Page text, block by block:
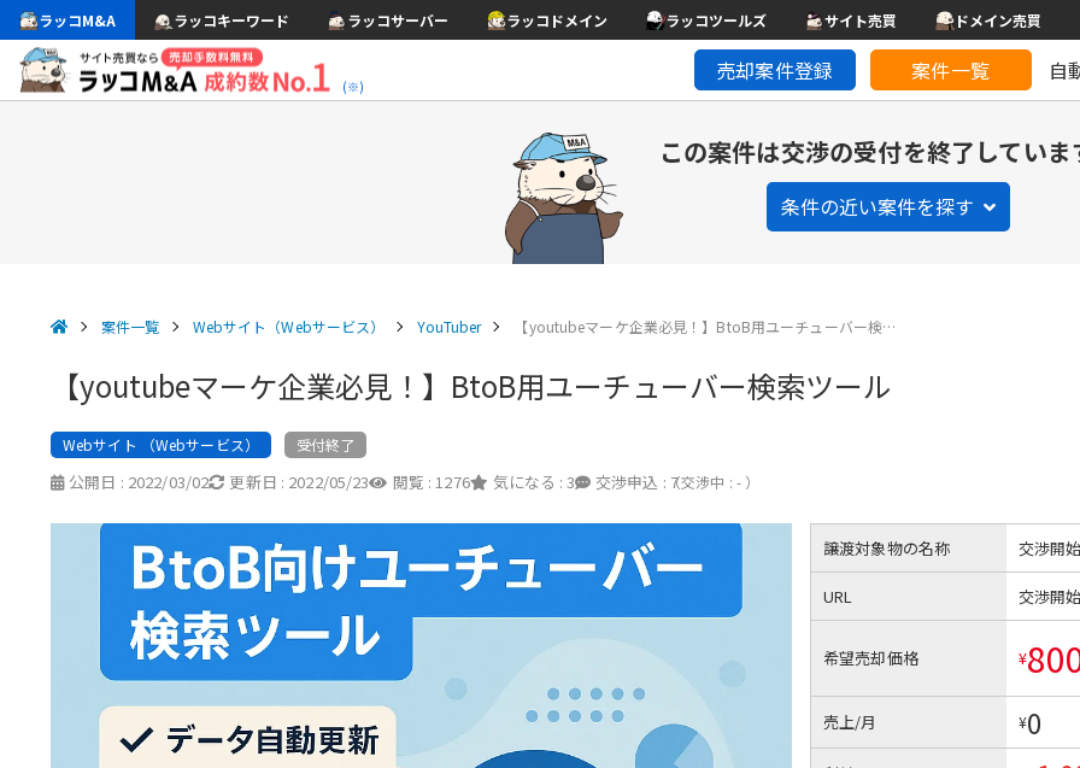
ラッコM&A ラッコキーワード ラッコサーバー ラッコドメイン ラッコツールズ サイト売買 ドメイン売買
(※)
売却案件登録 案件一覧 自
この案件は交渉の受付を終了していま
条件の近い案件を探す
案件一覧 Webサイト（Webサービス） YouTuber 【youtubeマーケ企業必見！】BtoB用ユーチューバー検…
【youtubeマーケ企業必見！】BtoB用ユーチューバー検索ツール
Webサイト （Webサービス） 受付終了
公開日 : 2022/03/02 更新日 : 2022/05/23 閲覧 : 1276 気になる : 3 交渉申込 : 7
（交渉中 : - ）
譲渡対象物の名称 交渉開
URL 交渉開
希望売却価格 ¥
売上/月 ¥0